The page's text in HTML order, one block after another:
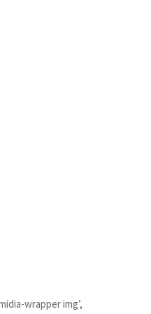
wrapper img’,